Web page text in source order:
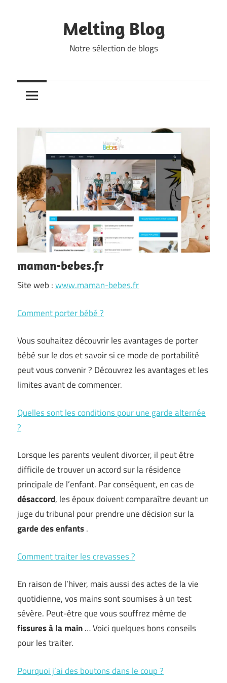
Melting Blog
Notre sélection de blogs
maman-bebes.fr
Site web :www.maman-bebes.fr
Comment porter bébé ?
Vous souhaitez découvrir les avantages de porter
bébé sur le dos et savoir si ce mode de portabilité
peut vous convenir ? Découvrez les avantages et les
limites avant de commencer.
Quelles sont les conditions pour une garde alternée
?
Lorsque les parents veulent divorcer, il peut être
difficile de trouver un accord sur la résidence
principale de l’enfant. Par conséquent, en cas de
désaccord, les époux doivent comparaître devant un
juge du tribunal pour prendre une décision sur la
garde des enfants.
Comment traiter les crevasses ?
En raison de l’hiver, mais aussi des actes de la vie
quotidienne, vos mains sont soumises à un test
sévère. Peut-être que vous souffrez même de
fissures à la main… Voici quelques bons conseils
pour les traiter.
Pourquoi j’ai des boutons dans le coup ?